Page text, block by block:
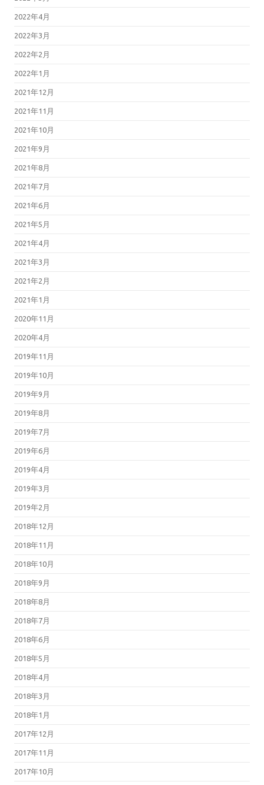
2022年4月
2022年3月
2022年2月
2022年1月
2021年12月
2021年11月
2021年10月
2021年9月
2021年8月
2021年7月
2021年6月
2021年5月
2021年4月
2021年3月
2021年2月
2021年1月
2020年11月
2020年4月
2019年11月
2019年10月
2019年9月
2019年8月
2019年7月
2019年6月
2019年4月
2019年3月
2019年2月
2018年12月
2018年11月
2018年10月
2018年9月
2018年8月
2018年7月
2018年6月
2018年5月
2018年4月
2018年3月
2018年1月
2017年12月
2017年11月
2017年10月